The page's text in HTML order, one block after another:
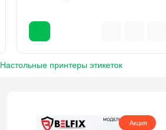
Настольные принтеры этикеток
Акция
Акция
Акция
Акция
Акция
Акция
Акция
Акция
Акция
Акция